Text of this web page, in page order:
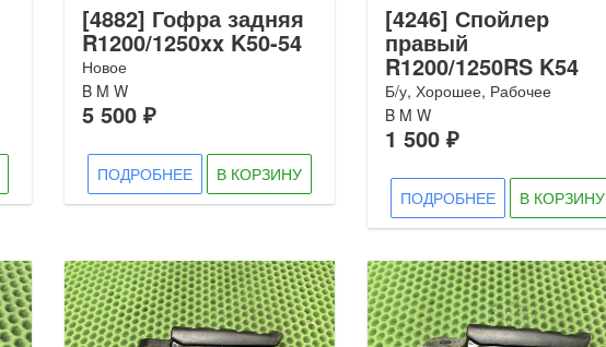
[4882] Гофра задняя
R1200/1250xx K50-54
Новое
B M W
5 500 ₽
ПОДРОБНЕЕ В КОРЗИНУ
[4246] Спойлер
правый
R1200/1250RS K54
Б/у, Хорошее, Рабочее
B M W
1 500 ₽
ПОДРОБНЕЕ В КОРЗИНУ